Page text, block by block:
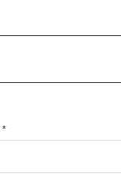
*Påkrevd